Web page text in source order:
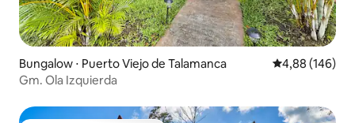
Bungalow ⋅ Puerto Viejo de Talamanca Évaluation
4,88 (146)
Gm. Ola Izquierda